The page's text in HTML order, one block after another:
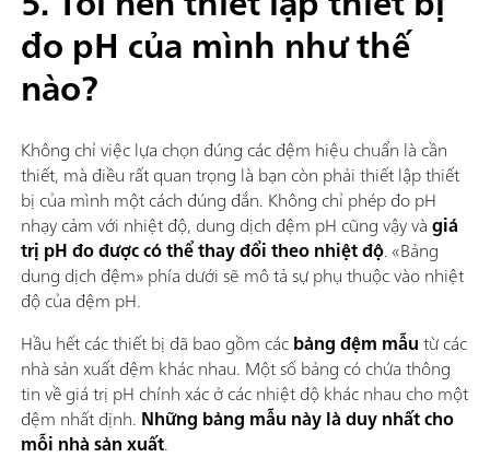
đo pH của mình như thế
nào?
Không chỉ việc lựa chọn đúng các đệm hiệu chuẩn là cần
thiết, mà điều rất quan trọng là bạn còn phải thiết lập thiết
bị của mình một cách đúng đắn. Không chỉ phép đo pH
nhạy cảm với nhiệt độ, dung dịch đệm pH cũng vậy vàgiá
trị pH đo được có thể thay đổi theo nhiệt độ. «Bảng
dung dịch đệm» phía dưới sẽ mô tả sự phụ thuộc vào nhiệt
độ của đệm pH.
Hầu hết các thiết bị đã bao gồm cácbảng đệm mẫutừ các
nhà sản xuất đệm khác nhau. Một số bảng có chứa thông
tin về giá trị pH chính xác ở các nhiệt độ khác nhau cho một
đệm nhất định. Những bảng mẫu này là duy nhất cho
mỗi nhà sản xuất.